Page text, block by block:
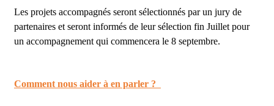
Les projets accompagnés seront sélectionnés par un jury de
partenaires et seront informés de leur sélection fin Juillet pour
un accompagnement qui commencera le 8 septembre.
Comment nous aider à en parler ?